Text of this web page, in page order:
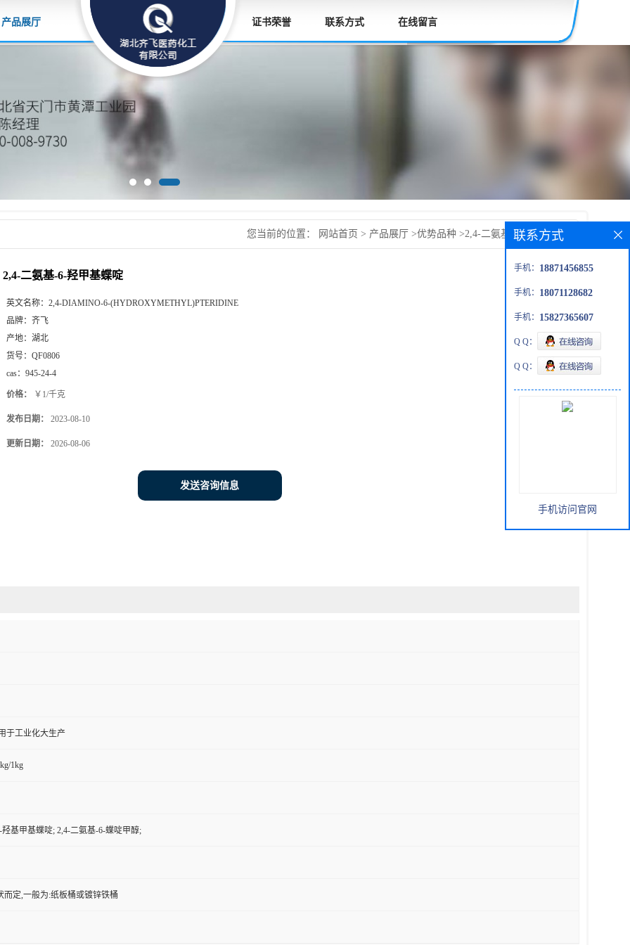
产品展厅 证书荣誉 联系方式 在线留言
您当前的位置： 网站首页 > 产品展厅 >优势品种 >2,4-二氨基-6-羟甲基蝶啶
2,4-二氨基-6-羟甲基蝶啶
英文名称： 2,4-DIAMINO-6-(HYDROXYMETHYL)PTERIDINE
品牌： 齐飞
产地： 湖北
货号： QF0806
cas： 945-24-4
价格： ￥1/千克
发布日期： 2023-08-10
更新日期： 2026-08-06
发送咨询信息
于工业化大生产
1kg
羟基甲基蝶啶; 2,4-二氨基-6-蝶啶甲醇;
而定,一般为:纸板桶或镀锌铁桶
联系方式
手机： 18871456855
手机： 18071128682
手机： 15827365607
Q Q：
Q Q：
手机访问官网